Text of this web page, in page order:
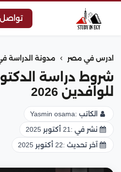
ادرس في مصر › مدونة الدراسة
شروط دراسة
للوافدين 2026
الكاتب :Yasmin osama
نشر في : 21 أكتوبر 2025
آخر تحديث :22 أكتوبر 2025